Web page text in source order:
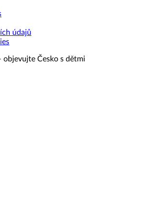
údajů
Česko s dětmi